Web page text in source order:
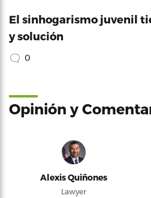
El sinhogarismo juvenil
y solución
0
Opinión y
Alexis Quiñones
Lawyer